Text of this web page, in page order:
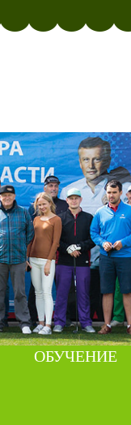
ОБУЧЕНИЕ